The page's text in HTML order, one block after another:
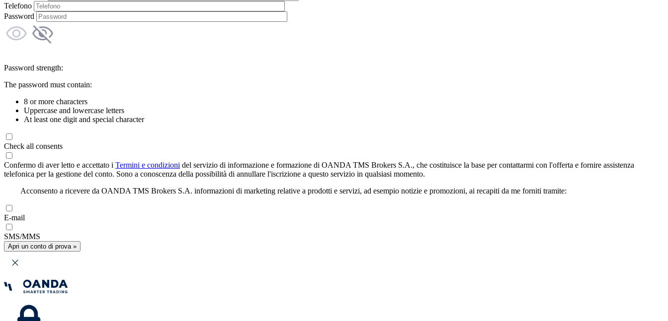
Telefono
Password
Password strength:
The password must contain:
8 or more characters
Uppercase and lowercase letters
At least one digit and special character
Check all consents
Confermo di aver letto e accettato i Termini e condizioni del servizio di informazione e formazione di OANDA TMS Brokers S.A., che costituisce la base per contattarmi con l'offerta e fornire assistenza
telefonica per la gestione del conto. Sono a conoscenza della possibilità di annullare l'iscrizione a questo servizio in qualsiasi momento.
Acconsento a ricevere da OANDA TMS Brokers S.A. informazioni di marketing relative a prodotti e servizi, ad esempio notizie e promozioni, ai recapiti da me forniti tramite:
E-mail
SMS/MMS
Apri un conto di prova »